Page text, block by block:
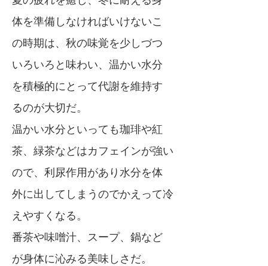
体を準備しなければいけないこ
の時期は、秋の味覚を少しづつ
いろいろと味わい、温かい水分
を積極的にとって代謝を維持す
るのが大切だ。
温かい水分といっても珈琲や紅
茶、緑茶などはカフェインが強い
ので、利尿作用があり水分を体
外に出してしまうのでかえって冷
えやすくなる。
番茶や味噌汁、スープ、鍋など
が身体に沁みる美味しさだ。